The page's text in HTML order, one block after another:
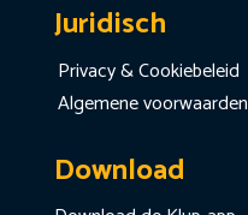
Juridisch
Privacy & Cookiebeleid
Algemene voorwaarden
Download